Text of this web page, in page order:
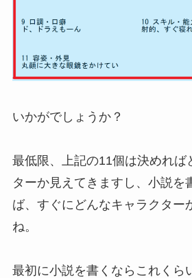
いかがでしょうか？
最低限、
上記の11個は決めれ
ターか見えてきます し、小説を
ば、すぐにどんなキャラクター
ね。
最初に小説を書くならこれくら